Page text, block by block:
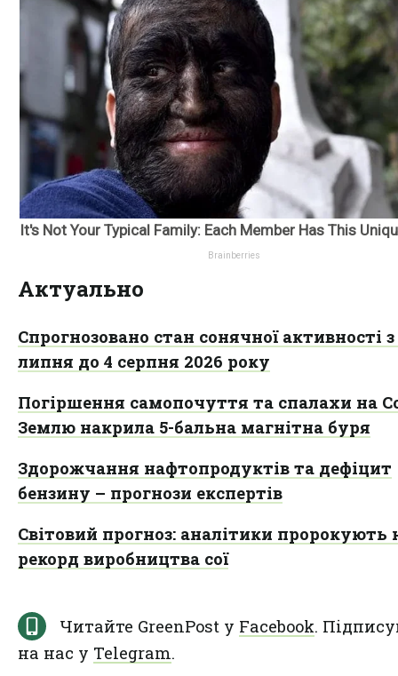
Актуально
Спрогнозовано стан сонячної активності з
липня до 4 серпня 2026 року
Погіршення самопочуття та спалахи на
Землю накрила 5-бальна магнітна буря
Здорожчання нафтопродуктів та дефіцит
бензину – прогнози експертів
Світовий прогноз: аналітики пророкують
рекорд виробництва сої
Читайте GreenPost у Facebook.
на нас у Telegram.